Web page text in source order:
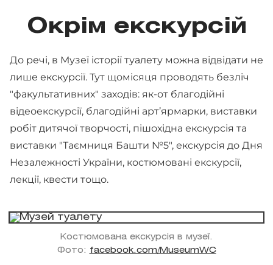
Окрім екскурсій
До речі, в Музеї історії туалету можна відвідати не
лише екскурсії. Тут щомісяця проводять безліч
"факультативних" заходів: як-от благодійні
відеоекскурсії, благодійні арт’ярмарки, виставки
робіт дитячої творчості, пішохідна екскурсія та
виставки "Таємниця Башти №5", екскурсія до Дня
Незалежності України, костюмовані екскурсії,
лекції, квести тощо.
Костюмована екскурсія в музеї.
Фото:
facebook.com/MuseumWC